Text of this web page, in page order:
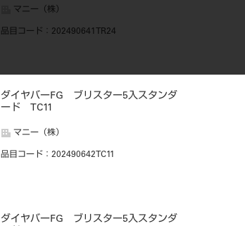
マニー（株）
品目コード ：202490641TR24
ダイヤバーFG ブリスター5入スタンダ
ード TC11
マニー（株）
品目コード ：202490642TC11
ダイヤバーFG ブリスター5入スタンダ